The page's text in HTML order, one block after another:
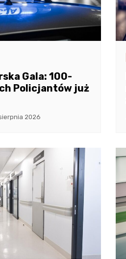
Gala: 100-
Policjantów już
2026